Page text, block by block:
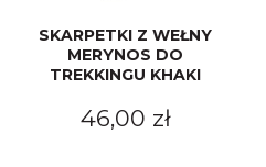
SKARPETKI Z WEŁNY
MERYNOS DO
TREKKINGU KHAKI
46,00 zł